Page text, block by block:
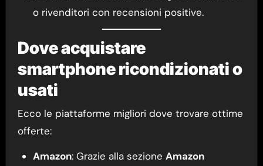
o rivenditori con recensioni positive.
Dove acquistare
smartphone ricondizionati o
usati
Ecco le piattaforme migliori dove trovare ottime
offerte:
Amazon: Grazie alla sezione Amazon